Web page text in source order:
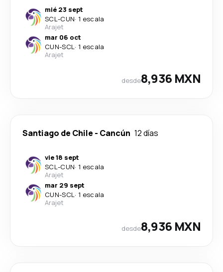
mié 23 sept
SCL-CUN· 1 escala
Arajet
mar 06 oct
CUN-SCL· 1 escala
Arajet
desde8,936 MXN
Santiago de Chile - Cancún 12 días
vie 18 sept
SCL-CUN· 1 escala
Arajet
mar 29 sept
CUN-SCL· 1 escala
Arajet
desde8,936 MXN